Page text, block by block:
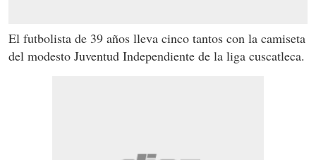
El futbolista de 39 años lleva cinco tantos con la camiseta
del modesto Juventud Independiente de la liga cuscatleca.